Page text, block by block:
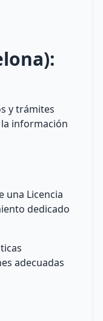
y trámites
información
una Licencia
dedicado
adecuadas